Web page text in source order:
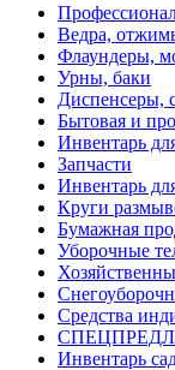
Ведра,
Флаундеры,
Урны, баки
Диспенсеры,
Бытовая и
Инвентарь
Запчасти
Инвентарь
Круги
Бумажная
Уборочные
Средства
Инвентарь